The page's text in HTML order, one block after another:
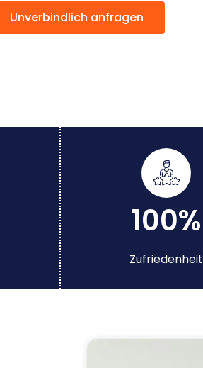
Unverbindlich anfragen
100%
Zufriedenheit